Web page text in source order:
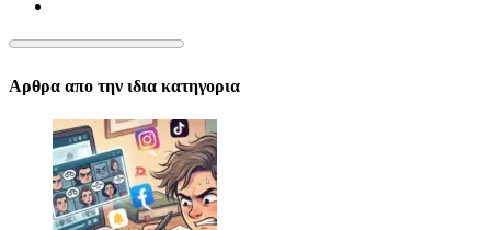
Αρθρα απο την ιδια κατηγορια